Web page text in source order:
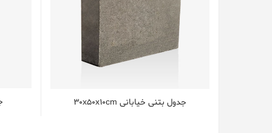
جدول بتنی خیابانی 30x50x10cm